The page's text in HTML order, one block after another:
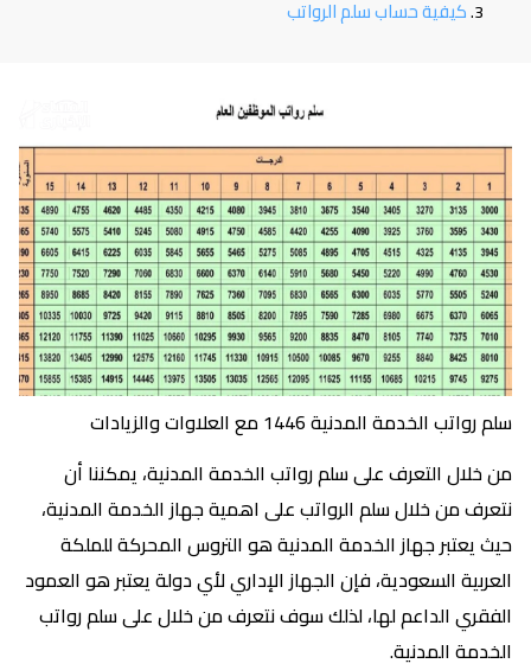
كيفية حساب سلم الرواتب
سلم رواتب الخدمة المدنية 1446 مع العلاوات والزيادات
من خلال التعرف على سلم رواتب الخدمة المدنية، يمكننا أن
نتعرف من خلال سلم الرواتب على اهمية جهاز الخدمة المدنية،
حيث يعتبر جهاز الخدمة المدنية هو التروس المحركة للملكة
العربية السعودية، فإن الجهاز الإداري لأي دولة يعتبر هو العمود
الفقري الداعم لها، لذلك سوف نتعرف من خلال على سلم رواتب
الخدمة المدنية.